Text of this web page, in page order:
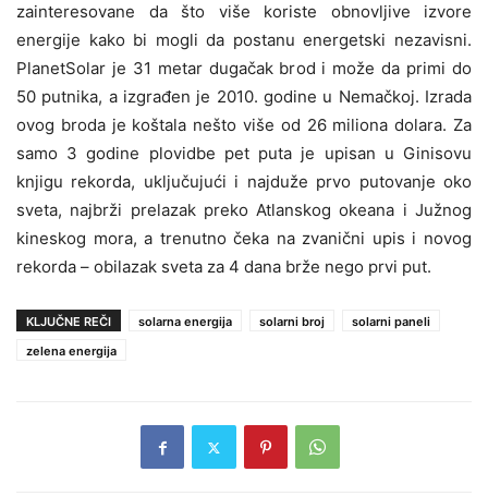
zainteresovane da što više koriste obnovljive izvore
energije kako bi mogli da postanu energetski nezavisni.
PlanetSolar je 31 metar dugačak brod i može da primi do
50 putnika, a izgrađen je 2010. godine u Nemačkoj. Izrada
ovog broda je koštala nešto više od 26 miliona dolara. Za
samo 3 godine plovidbe pet puta je upisan u Ginisovu
knjigu rekorda, uključujući i najduže prvo putovanje oko
sveta, najbrži prelazak preko Atlanskog okeana i Južnog
kineskog mora, a trenutno čeka na zvanični upis i novog
rekorda – obilazak sveta za 4 dana brže nego prvi put.
KLJUČNE REČI solarna energija solarni broj
solarni paneli
zelena energija